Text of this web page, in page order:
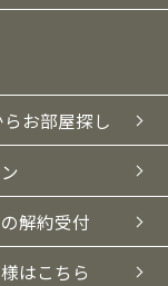
お部屋探し
解約受付
はこちら